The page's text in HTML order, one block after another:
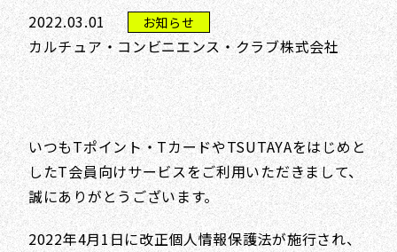
2022.03.01 お知らせ
カルチュア・コンビニエンス・クラブ株式会社
いつもTポイント・TカードやTSUTAYAをはじめと
したT会員向けサービスをご利用いただきまして、
誠にありがとうございます。
2022年4月1日に改正個人情報保護法が施行され、